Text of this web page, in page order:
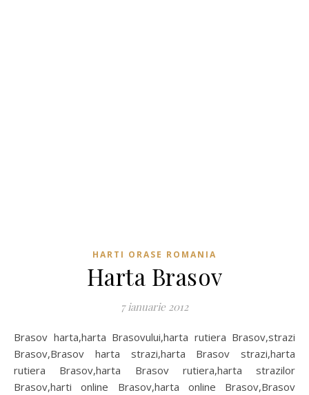
HARTI ORASE ROMANIA
Harta Brasov
7 ianuarie 2012
Brasov harta,harta Brasovului,harta rutiera Brasov,strazi
Brasov,Brasov harta strazi,harta Brasov strazi,harta
rutiera Brasov,harta Brasov rutiera,harta strazilor
Brasov,harti online Brasov,harta online Brasov,Brasov